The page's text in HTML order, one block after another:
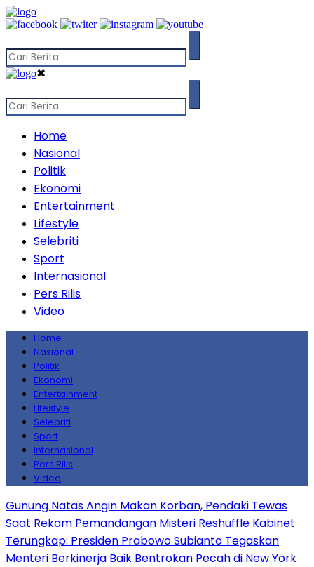
✖
Home
Nasional
Politik
Ekonomi
Entertainment
Lifestyle
Selebriti
Sport
Internasional
Pers Rilis
Video
Home
Nasional
Politik
Ekonomi
Entertainment
Lifestyle
Selebriti
Sport
Internasional
Pers Rilis
Video
Gunung Natas Angin Makan Korban, Pendaki Tewas
Saat Rekam Pemandangan Misteri Reshuffle Kabinet
Terungkap: Presiden Prabowo Subianto Tegaskan
Menteri Berkinerja Baik Bentrokan Pecah di New York